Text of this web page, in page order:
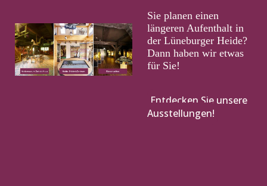
Sie planen einen
längeren Aufenthalt in
der Lüneburger Heide?
Dann haben wir etwas
für Sie!
Entdecken Sie unsere
Ausstellungen!